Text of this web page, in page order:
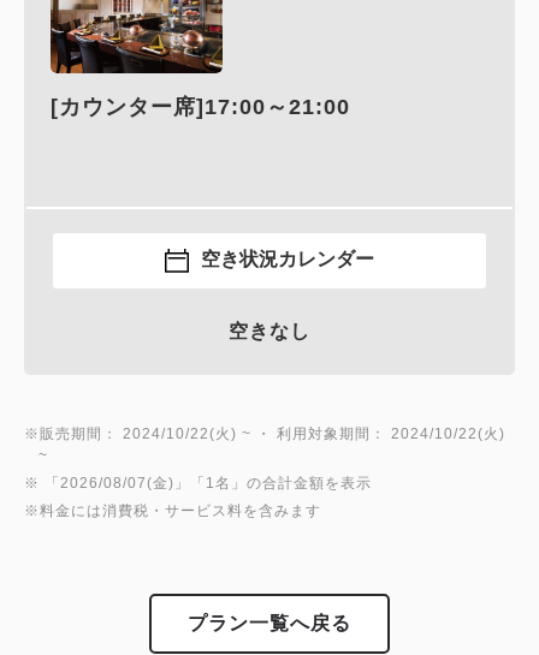
[カウンター席]17:00～21:00
空き状況カレンダー
空きなし
※販売期間： 2024/10/22(火) ~ ・ 利用対象期間： 2024/10/22(火)
~
※ 「2026/08/07(金)」「1名」の合計金額を表示
※料金には消費税・サービス料を含みます
プラン一覧へ戻る